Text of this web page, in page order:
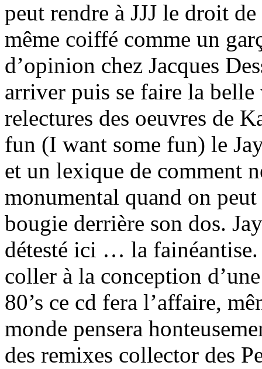
peut rendre à JJJ le droit
même coiffé comme un
d’opinion chez Jacques
arriver puis se faire la
relectures des oeuvres de
fun (I want some fun) le
et un lexique de comment
monumental quand on
bougie derrière son dos.
détesté ici … la
coller à la conception
80’s ce cd fera l’affaire,
monde pensera
des remixes collector des